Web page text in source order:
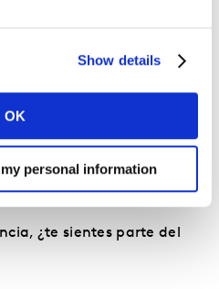
Show details
OK
personal information
a las empresas a
buscan los consumidores y
grupos prueben los
comercialicen a través de
¿te sientes parte del